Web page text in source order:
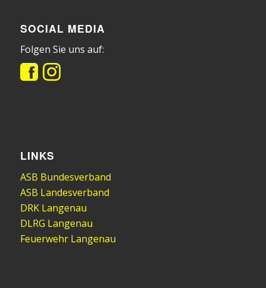
SOCIAL MEDIA
Folgen Sie uns auf:
LINKS
ASB Bundesverband
ASB Landesverband
DRK Langenau
DLRG Langenau
Feuerwehr Langenau